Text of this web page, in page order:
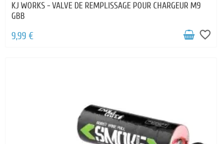
KJ WORKS - VALVE DE REMPLISSAGE POUR CHARGEUR M9
GBB
9,99 € favorite_border